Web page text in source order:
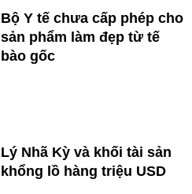
Bộ Y tế chưa cấp phép cho
sản phẩm làm đẹp từ tế
bào gốc
Lý Nhã Kỳ và khối tài sản
khổng lồ hàng triệu USD